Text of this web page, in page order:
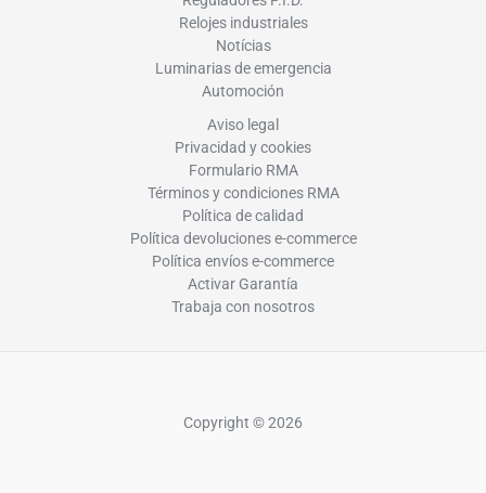
Relojes industriales
Notícias
Luminarias de emergencia
Automoción
Aviso legal
Privacidad y cookies
Formulario RMA
Términos y condiciones RMA
Política de calidad
Política devoluciones e-commerce
Política envíos e-commerce
Activar Garantía
Trabaja con nosotros
Copyright © 2026